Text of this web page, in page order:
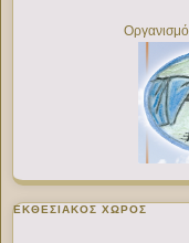
ΕΚΘΕΣΙΑΚΌΣ ΧΏΡΟΣ